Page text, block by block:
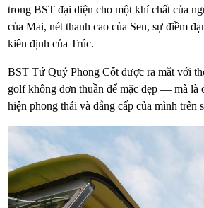
trong BST đại diện cho một khí chất của
của Mai, nét thanh cao của Sen, sự điềm
kiên định của Trúc.
BST Tứ Quý Phong Cốt được ra mắt với
golf không đơn thuần để mặc đẹp — mà là
hiện phong thái và đẳng cấp của mình trên